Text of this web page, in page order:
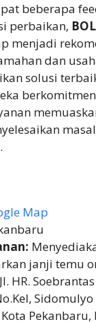
beberapa
perbaikan,
menjadi
dan
solusi
Map
janji temu
Jl. HR.
Sidomulyo
Pekanbaru,